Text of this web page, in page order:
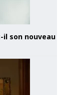
il son nouveau